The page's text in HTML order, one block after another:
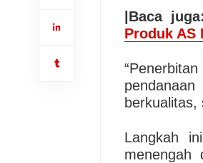
|Baca
Produk AS
berkualitas,
Langkah
menengah